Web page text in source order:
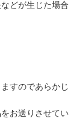
どが生じた場合
すのであらかじ
お送りさせてい